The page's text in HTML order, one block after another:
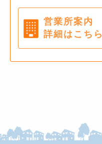
営業所案内
詳細はこちら